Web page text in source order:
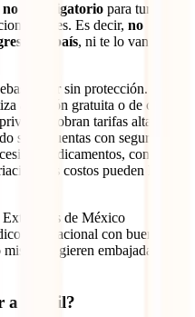
no es obligatorio para turistas
Es decir, no
al país, ni te lo van a
viajar sin protección. El
atención gratuita o de calidad
cobran tarifas altas y
si no cuentas con seguro.
medicamentos, consultas,
los costos pueden llegar
Exteriores de México
internacional con buena
sugieren embajadas y
a Brasil?